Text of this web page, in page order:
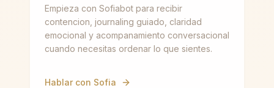
Empieza con Sofiabot para recibir
contencion, journaling guiado, claridad
emocional y acompanamiento conversacional
cuando necesitas ordenar lo que sientes.
Hablar con Sofia